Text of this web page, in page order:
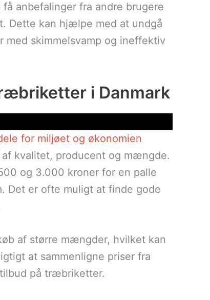
anbefalinger fra andre brugere
Dette kan hjælpe med at undgå
med skimmelsvamp og ineffektiv
i Danmark
for miljøet og økonomien
kvalitet, producent og mængde.
og 3.000 kroner for en palle
Det er ofte muligt at finde gode
af større mængder, hvilket kan
at sammenligne priser fra
på træbriketter.